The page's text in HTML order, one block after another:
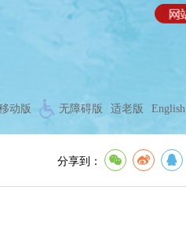
动版 无障碍版 适老版 English
分享到：